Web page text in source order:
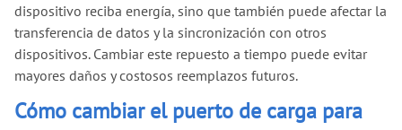
dispositivo reciba energía, sino que también puede afectar la
transferencia de datos y la sincronización con otros
dispositivos. Cambiar este repuesto a tiempo puede evitar
mayores daños y costosos reemplazos futuros.
Cómo cambiar el puerto de carga para